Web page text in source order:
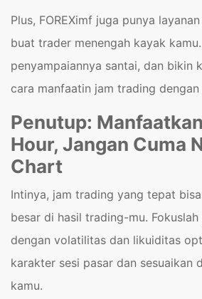
Plus, FOREXimf juga punya
buat trader menengah kayak
penyampaiannya santai, dan bikin
cara manfaatin jam trading dengan
Penutup:
Hour, Jangan Cuma
Chart
Intinya, jam trading yang tepat
besar di hasil trading-mu.
dengan volatilitas dan likuiditas
karakter sesi pasar dan sesuaikan
kamu.